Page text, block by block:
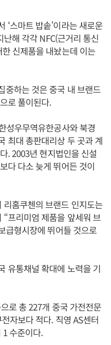
‘스마트 밥솥’이라는 새로운
해 각각 NFC(근거리 통신
신제품을 내놨는데 이는
중하는 것은 중국 내 브랜드
로 풀이된다.
성우무역유한공사와 북경
최대 총판대리상 두 곳과 계
. 2003년 현지법인을 신설
다 다소 늦게 뛰어든 것이
홈쿠첸의 브랜드 인지도는
프리미엄 제품을 앞세워 브
급형시장에 뛰어들 것으로
유통채널 확대에 노력을 기
로 총 227개 중국 가전전문
자보다 적다. 직영 AS센터
수준이다.